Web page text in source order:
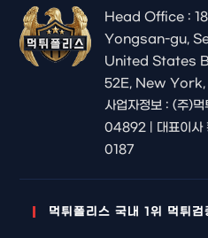
Head Office :
Yongsan-gu,
United States
52E, New York,
사업자정보 : (주)
04892 | 대표이
0187
먹튀폴리스 국내 1위 먹튀검